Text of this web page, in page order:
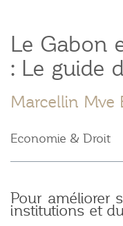
Le Gabon
: Le guide
Marcellin Mve
Economie & Droit
Pour améliorer
institutions et